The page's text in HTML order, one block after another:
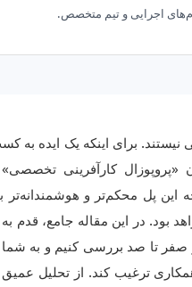
اجرایی و تیم متخصص.
نیستند. برای اینکه یک ایده
«پروپوزال کارآفرینی
پل محکم‌تر و هوشمندانه‌تر
در این مقاله جامع، قدم
تا صد بررسی کنیم و به شما
ترغیب کند. از تحلیل عمیق